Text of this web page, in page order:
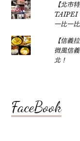
【北市
TAIPEI
一比一
【信義
微風信
北！
FaceBook